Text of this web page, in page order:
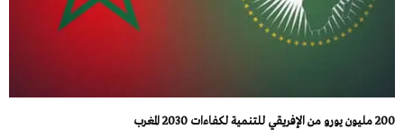
200 مليون يورو من الإفريقي للتنمية لكفاءات 2030 المغرب